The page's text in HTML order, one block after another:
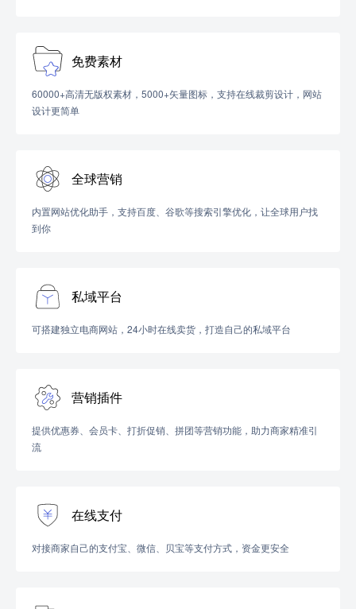
免费素材
60000+高清无版权素材，5000+矢量图标，支持在线裁剪设计，网站
设计更简单
全球营销
内置网站优化助手，支持百度、谷歌等搜索引擎优化，让全球用户找
到你
私域平台
可搭建独立电商网站，24小时在线卖货，打造自己的私域平台
营销插件
提供优惠券、会员卡、打折促销、拼团等营销功能，助力商家精准引
流
在线支付
对接商家自己的支付宝、微信、贝宝等支付方式，资金更安全